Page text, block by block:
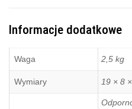
Informacje dodatkowe
Waga 2,5 kg
Wymiary 19 × 8